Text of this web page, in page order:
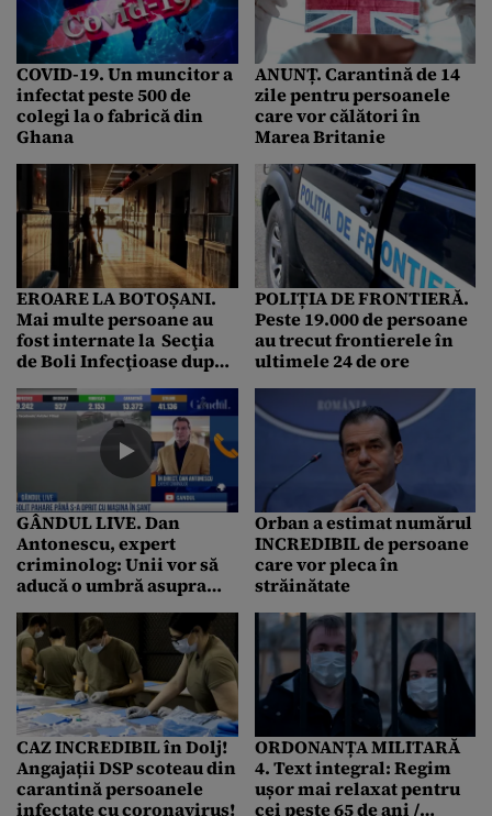
COVID-19. Un muncitor a
infectat peste 500 de
colegi la o fabrică din
Ghana
ANUNȚ. Carantină de 14
zile pentru persoanele
care vor călători în
Marea Britanie
EROARE LA BOTOȘANI.
Mai multe persoane au
fost internate la Secţia
de Boli Infecţioase după
greșit cu coronavirus
POLIȚIA DE FRONTIERĂ.
Peste 19.000 de persoane
au trecut frontierele în
ultimele 24 de ore
GÂNDUL LIVE. Dan
Antonescu, expert
criminolog: Unii vor să
aducă o umbră asupra
Orban a estimat numărul
INCREDIBIL de persoane
care vor pleca în
străinătate
CAZ INCREDIBIL în Dolj!
Angajații DSP scoteau din
carantină persoanele
infectate cu coronavirus!
ORDONANȚA MILITARĂ
4. Text integral: Regim
ușor mai relaxat pentru
cei peste 65 de ani /